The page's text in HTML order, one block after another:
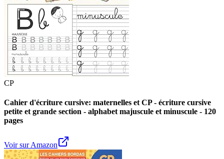
CP
Cahier d'écriture cursive: maternelles et CP - écriture cursive
petite et grande section - alphabet majuscule et minuscule - 120
pages
Voir sur Amazon